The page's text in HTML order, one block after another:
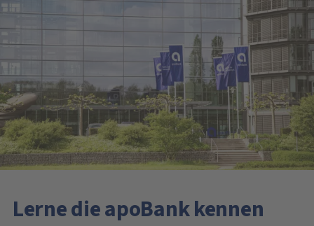
Lerne die apoBank kennen